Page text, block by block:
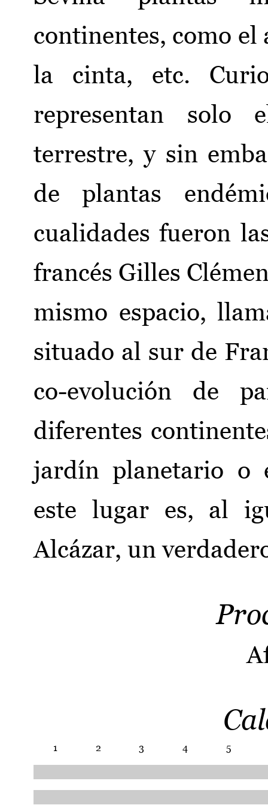
continentes, como
la cinta, etc.
representan
terrestre, y sin
de plantas
cualidades fueron
francés Gilles
mismo espacio,
situado al sur de
co-evolución de
diferentes
jardín planetario o
este lugar es, al
Alcázar, un
1 2 3 4 5